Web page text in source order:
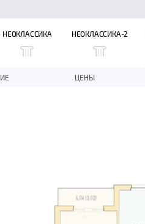
НЕОКЛАССИКА НЕОКЛАССИКА-2
ЦЕНЫ